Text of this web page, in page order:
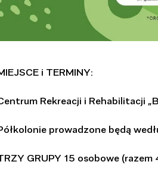
i TERMINY:
Rekreacji i Rehabilitacji
prowadzone będą
GRUPY 15 osobowe